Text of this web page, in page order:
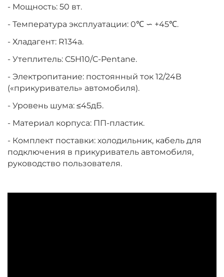
- Мощность: 50 вт.
- Температура эксплуатации: 0℃ ∽ +45℃.
- Хладагент: R134a.
- Утеплитель: C5H10/C-Pentane.
- Электропитание: постоянный ток 12/24В
(«прикуриватель» автомобиля).
- Уровень шума: ≤45дБ.
- Материал корпуса: ПП-пластик.
- Комплект поставки: холодильник, кабель для
подключения в прикуриватель автомобиля,
руководство пользователя.